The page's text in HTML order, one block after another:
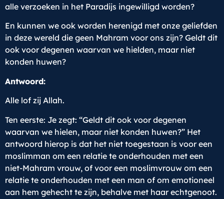
alle verzoeken in het Paradijs ingewilligd worden?
En kunnen we ook worden herenigd met onze geliefden
in deze wereld die geen Mahram voor ons zijn? Geldt dit
ook voor degenen waarvan we hielden, maar niet
konden huwen?
Antwoord:
Alle lof zij Allah.
Ten eerste: Je zegt: “Geldt dit ook voor degenen
waarvan we hielen, maar niet konden huwen?” Het
antwoord hierop is dat het niet toegestaan is voor een
moslimman om een relatie te onderhouden met een
niet-Mahram vrouw, of voor een moslimvrouw om een
relatie te onderhouden met een man of om emotioneel
aan hem gehecht te zijn, behalve met haar echtgenoot.